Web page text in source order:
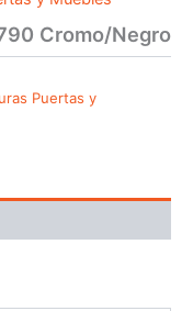
Cromo/Negro
Puertas y